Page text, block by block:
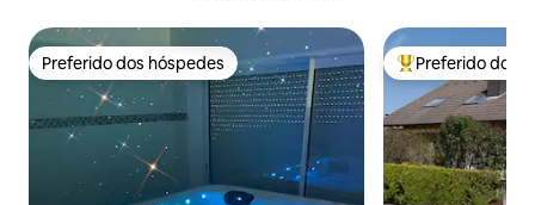
Preferido dos hóspedes
Preferido dos hóspedes Entre os
Preferido dos